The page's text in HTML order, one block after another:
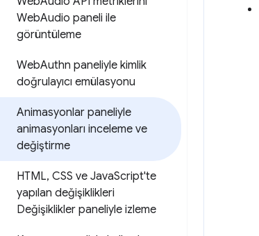
WebAudio paneli ile
görüntüleme
WebAuthn paneliyle kimlik
doğrulayıcı emülasyonu
Animasyonlar paneliyle
animasyonları inceleme ve
değiştirme
HTML, CSS ve JavaScript'te
yapılan değişiklikleri
Değişiklikler paneliyle izleme